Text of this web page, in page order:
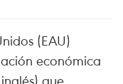
(EAU)
económica
que